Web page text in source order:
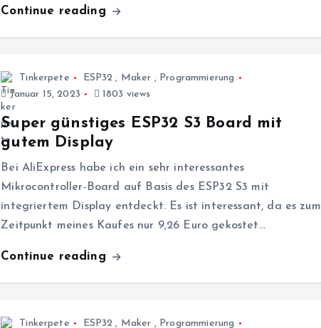
Continue reading
Tinkerpete ESP32 , Maker , Programmierung
Januar 15, 2023
1803 views
Super günstiges ESP32 S3 Board mit
gutem Display
Bei AliExpress habe ich ein sehr interessantes
Mikrocontroller-Board auf Basis des ESP32 S3 mit
integriertem Display entdeckt. Es ist interessant, da es zum
Zeitpunkt meines Kaufes nur 9,26 Euro gekostet…
Continue reading
Tinkerpete ESP32 , Maker , Programmierung